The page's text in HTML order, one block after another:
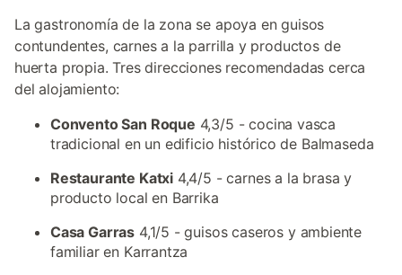
La gastronomía de la zona se apoya en guisos
contundentes, carnes a la parrilla y productos de
huerta propia. Tres direcciones recomendadas cerca
del alojamiento:
Convento San Roque 4,3/5 - cocina vasca
tradicional en un edificio histórico de Balmaseda
Restaurante Katxi 4,4/5 - carnes a la brasa y
producto local en Barrika
Casa Garras 4,1/5 - guisos caseros y ambiente
familiar en Karrantza